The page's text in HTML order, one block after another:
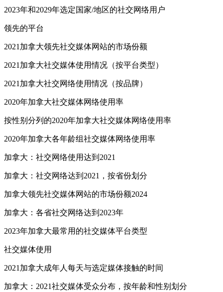
2023年和2029年选定国家/地区的社交网络用户
领先的平台
2021加拿大领先社交媒体网站的市场份额
2021加拿大社交媒体使用情况（按平台类型）
2021加拿大社交网络使用情况（按品牌）
2020年加拿大社交媒体网络使用率
按性别分列的2020年加拿大社交媒体网络使用率
2020年加拿大各年龄组社交媒体网络使用率
加拿大：社交网络使用达到2021
加拿大：社交网络达到2021，按省份划分
加拿大领先社交媒体网站的市场份额2024
加拿大：各省社交网络达到2023年
2023年加拿大最常用的社交媒体平台类型
社交媒体使用
2021加拿大成年人每天与选定媒体接触的时间
加拿大：2021社交媒体受众分布，按年龄和性别划分